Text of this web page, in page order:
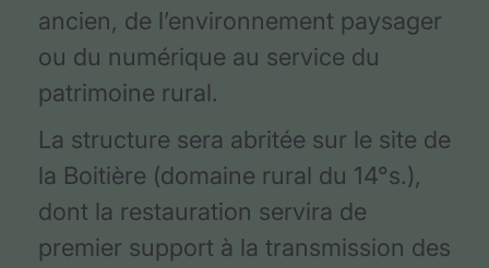
ancien, de l’environnement paysager
ou du numérique au service du
patrimoine rural.
La structure sera abritée sur le site de
la Boitière (domaine rural du 14°s.),
dont la restauration servira de
premier support à la transmission des